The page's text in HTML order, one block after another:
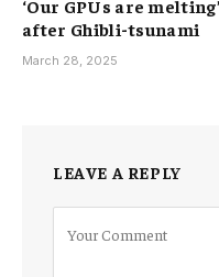
‘Our GPUs are
after Ghibli-tsunami
March 28, 2025
LEAVE A REPLY